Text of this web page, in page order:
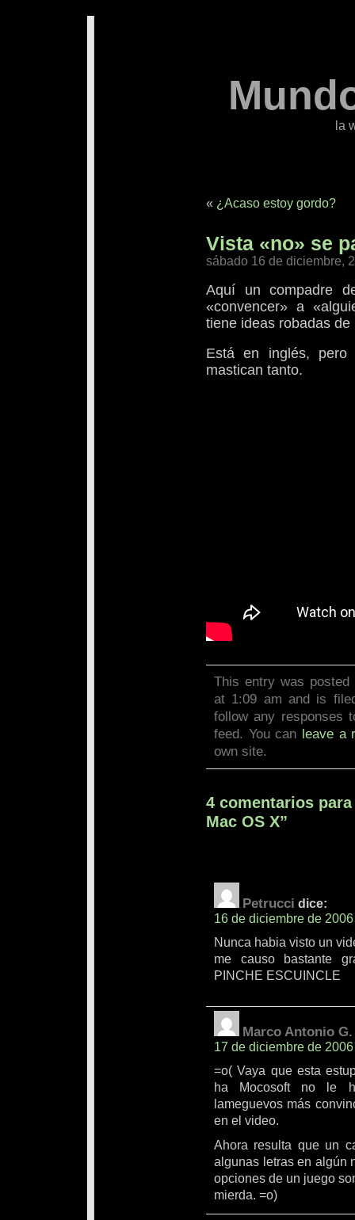
la
« ¿Acaso estoy gordo?
Vista «no» se
sábado 16 de diciembre,
Aquí un compadre
«convencer» a
tiene ideas robadas de
Está en inglés, pero
mastican tanto.
This entry was posted
at 1:09 am and is
follow any responses
feed. You can leave a
own site.
4 comentarios
Mac OS X”
Petrucci dice:
16 de diciembre de
Nunca habia visto un
me causo bastante
PINCHE ESCUINCLE
Marco Antonio G.
17 de diciembre de
=o( Vaya que esta
ha Mocosoft no le
lameguevos más
en el video.
Ahora resulta que un
algunas letras en algún
opciones de un juego
mierda. =o)